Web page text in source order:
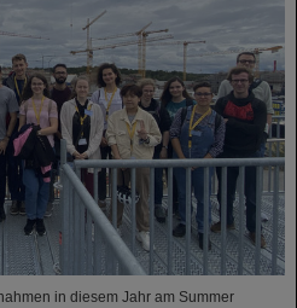
in diesem Jahr am Summer